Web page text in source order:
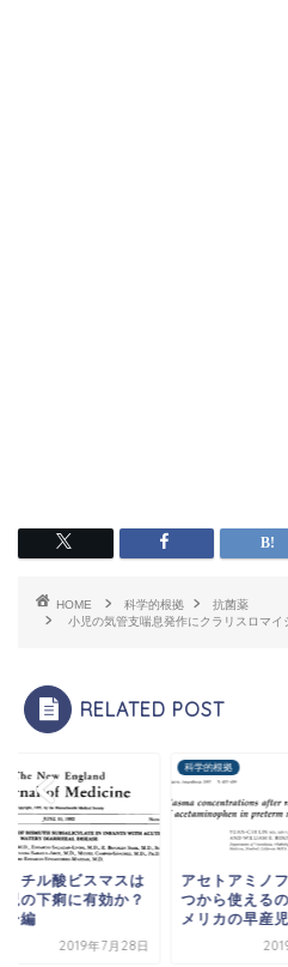
HOME 科学的根拠
抗菌薬
小児の気管支喘息発作にクラリスロマ
RELATED POST
リチル酸ビスマスは
児の下痢に有効か？
ー編
2019年7月28日
科学的根拠
アセトアミノ
つから使える
メリカの早産